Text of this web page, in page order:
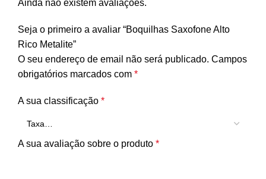
Ainda não existem avaliações.
Seja o primeiro a avaliar “Boquilhas Saxofone Alto
Rico Metalite”
O seu endereço de email não será publicado. Campos
obrigatórios marcados com *
A sua classificação *
A sua avaliação sobre o produto *